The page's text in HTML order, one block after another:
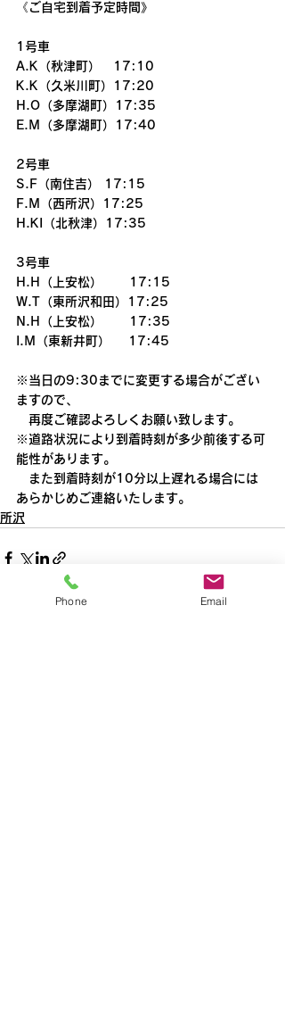
《ご自宅到着予定時間》
1号車
A.K（秋津町）　17:10
K.K（久米川町）17:20
H.O（多摩湖町）17:35
E.M（多摩湖町）17:40
2号車
S.F（南住吉） 17:15
F.M（西所沢）17:25
H.KI（北秋津）17:35
3号車
H.H（上安松）      17:15
W.T（東所沢和田）17:25
N.H（上安松）      17:35
I.M（東新井町）    17:45
※当日の9:30までに変更する場合がござい
ますので、
再度ご確認よろしくお願い致します。
※道路状況により到着時刻が多少前後する可
能性があります。
また到着時刻が10分以上遅れる場合には
あらかじめご連絡いたします。
所沢
Phone Email